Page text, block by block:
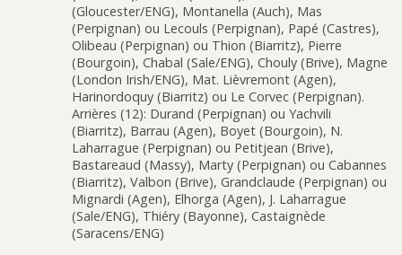
(Gloucester/ENG), Montanella (Auch), Mas
(Perpignan) ou Lecouls (Perpignan), Papé (Castres),
Olibeau (Perpignan) ou Thion (Biarritz), Pierre
(Bourgoin), Chabal (Sale/ENG), Chouly (Brive), Magne
(London Irish/ENG), Mat. Lièvremont (Agen),
Harinordoquy (Biarritz) ou Le Corvec (Perpignan).
Arrières (12): Durand (Perpignan) ou Yachvili
(Biarritz), Barrau (Agen), Boyet (Bourgoin), N.
Laharrague (Perpignan) ou Petitjean (Brive),
Bastareaud (Massy), Marty (Perpignan) ou Cabannes
(Biarritz), Valbon (Brive), Grandclaude (Perpignan) ou
Mignardi (Agen), Elhorga (Agen), J. Laharrague
(Sale/ENG), Thiéry (Bayonne), Castaignède
(Saracens/ENG)